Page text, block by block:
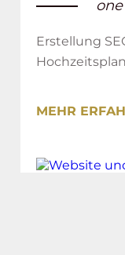
Erstellung
MEHR